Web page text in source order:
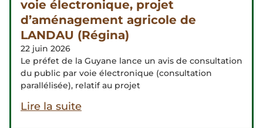
voie électronique, projet
d’aménagement agricole de
LANDAU (Régina)
22 juin 2026
Le préfet de la Guyane lance un avis de consultation
du public par voie électronique (consultation
parallélisée), relatif au projet
Lire la suite